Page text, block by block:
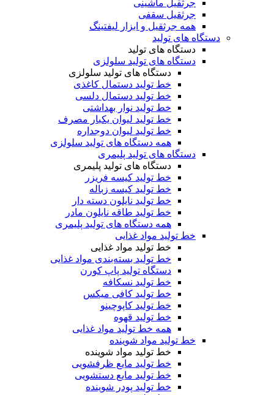
جرثقیل ماشینی
جرثقیل سقفی
همه جرثقیل و ابزار لیفتینگ
دستگاه های تولید
دستگاه های تولید
دستگاه های تولید سلولزی
دستگاه های تولید سلولزی
خط تولید دستمال کاغذی
خط تولید دستمال دلسی
خط تولید نوار بهداشتی
خط تولید لیوان یکبار مصرف
خط تولید لیوان دوجداره
همه دستگاه های تولید سلولزی
دستگاه های تولید پلیمری
دستگاه های تولید پلیمری
خط تولید کیسه فریزر
خط تولید کیسه زباله
خط تولید نایلون دسته دار
خط تولید طاقه نایلون مادر
همه دستگاه های تولید پلیمری
خط تولید مواد غذایی
خط تولید مواد غذایی
خط تولید بسته‌بندی مواد غذایی
دستگاه تولید پاپ کورن
خط تولید نسکافه
خط تولید کافی میکس
خط تولید کاپوچینو
خط تولید قهوه
همه خط تولید مواد غذایی
خط تولید مواد شوینده
خط تولید مواد شوینده
خط تولید مایع ظرفشویی
خط تولید مایع دستشویی
خط تولید پودر شوینده